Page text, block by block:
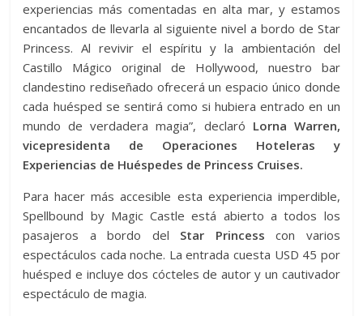
experiencias más comentadas en alta mar, y estamos
encantados de llevarla al siguiente nivel a bordo de Star
Princess. Al revivir el espíritu y la ambientación del
Castillo Mágico original de Hollywood, nuestro bar
clandestino rediseñado ofrecerá un espacio único donde
cada huésped se sentirá como si hubiera entrado en un
mundo de verdadera magia”, declaró Lorna Warren,
vicepresidenta de Operaciones Hoteleras y
Experiencias de Huéspedes de Princess Cruises.
Para hacer más accesible esta experiencia imperdible,
Spellbound by Magic Castle está abierto a todos los
pasajeros a bordo del Star Princess con varios
espectáculos cada noche. La entrada cuesta USD 45 por
huésped e incluye dos cócteles de autor y un cautivador
espectáculo de magia.